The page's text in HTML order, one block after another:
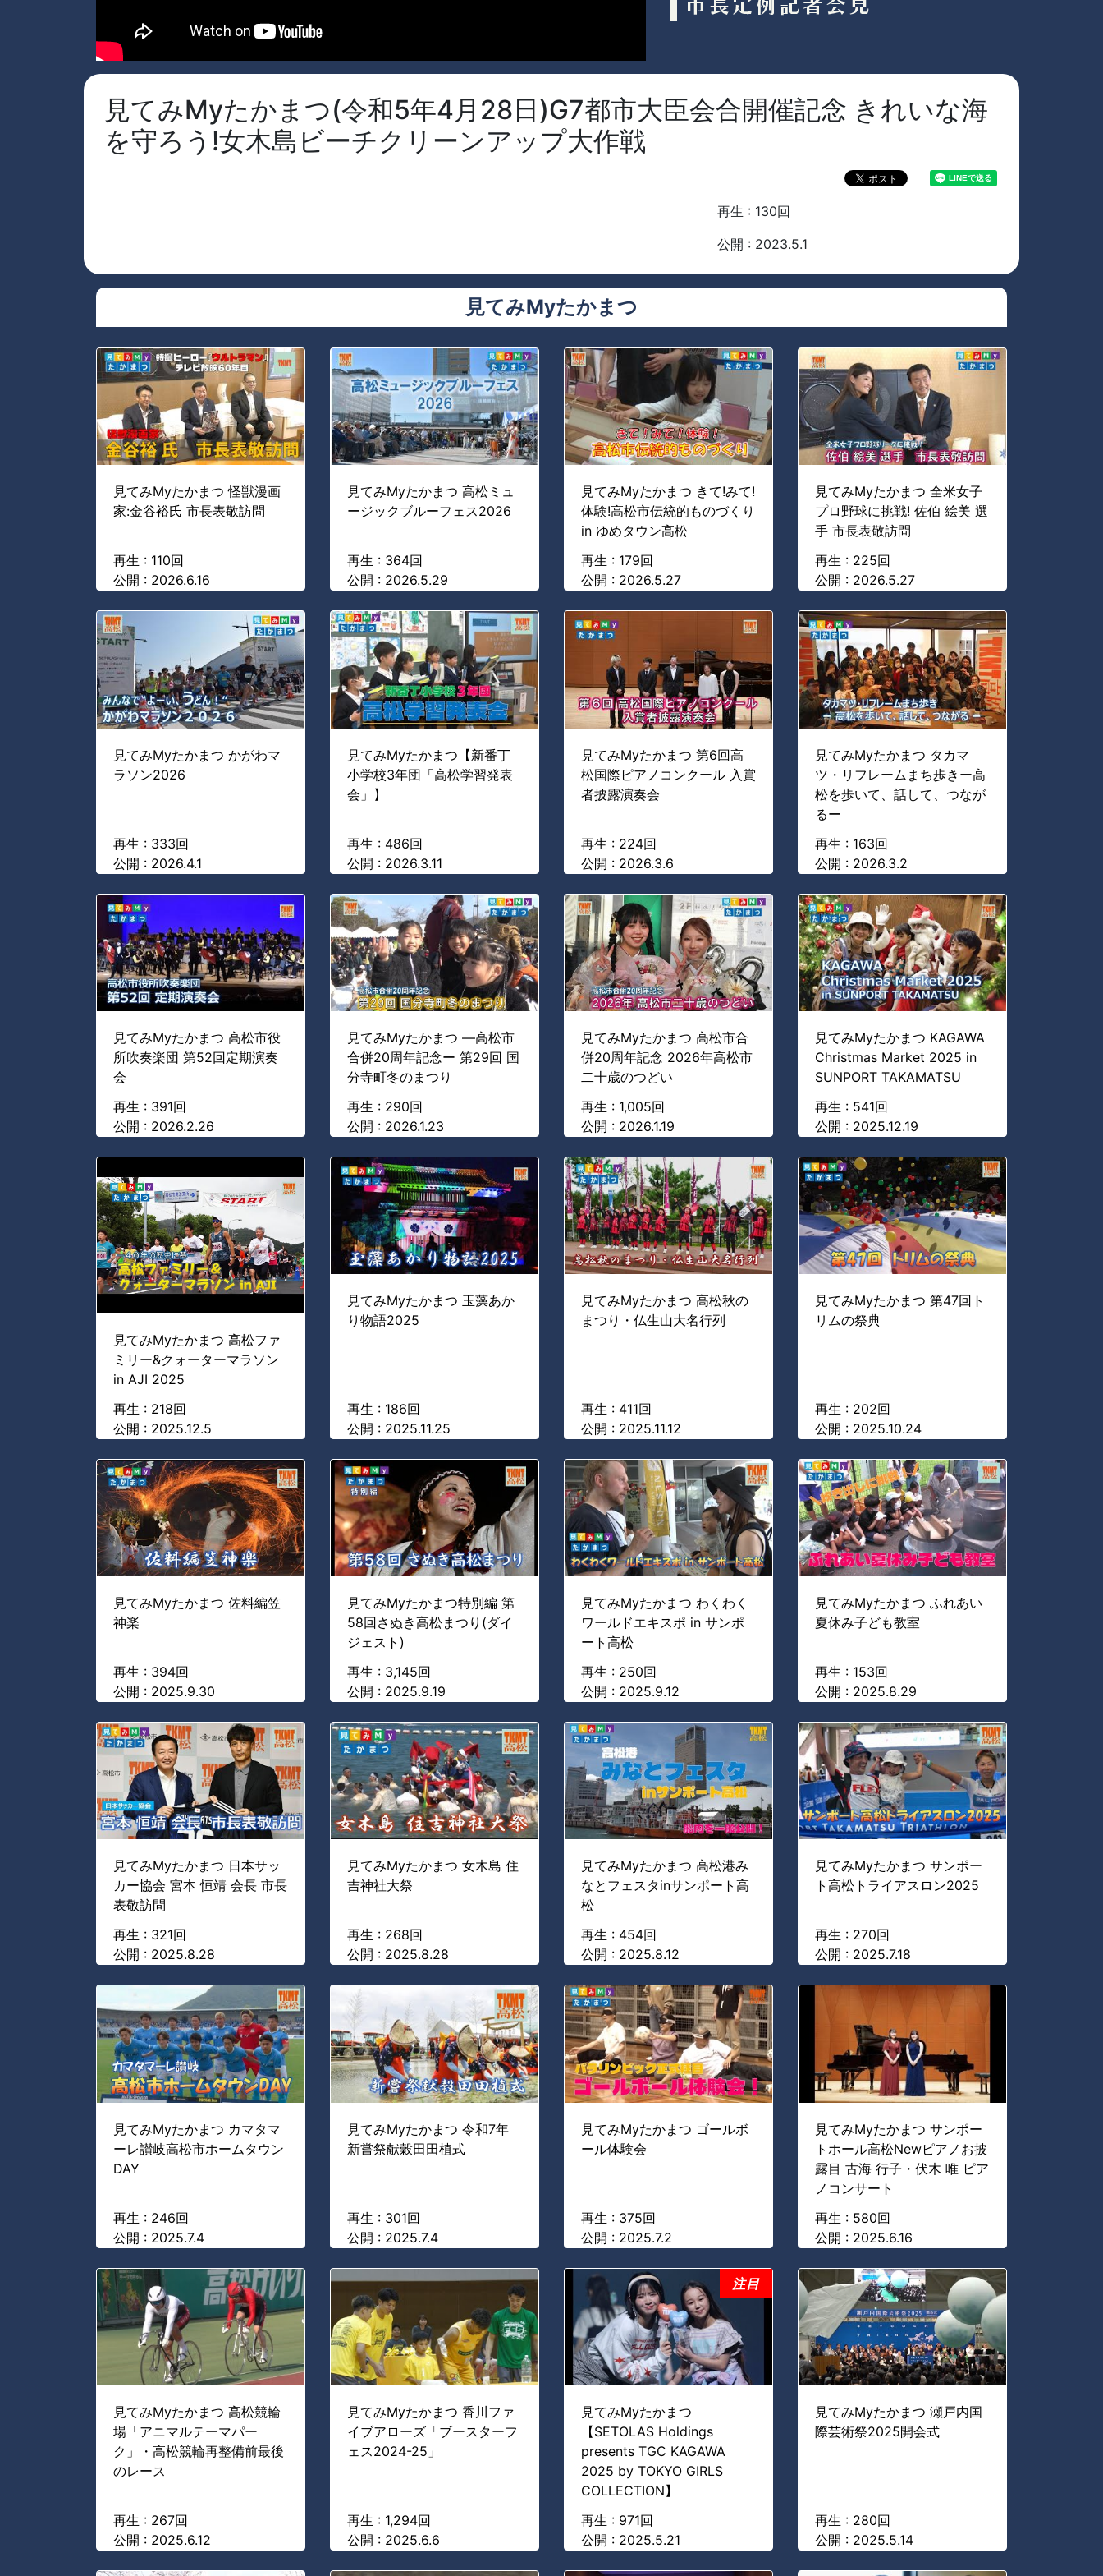
見てみMyたかまつ(令和5年4月28日)G7都市大臣会合開催記念 きれいな海
を守ろう!女木島ビーチクリーンアップ大作戦
再生 : 130回
公開 : 2023.5.1
見てみMyたかまつ
見てみMyたかまつ 怪獣漫画
家:金谷裕氏 市長表敬訪問
再生 : 110回
公開 : 2026.6.16
見てみMyたかまつ 高松ミュ
ージックブルーフェス2026
再生 : 364回
公開 : 2026.5.29
見てみMyたかまつ きて!みて!
体験!高松市伝統的ものづくり
in ゆめタウン高松
再生 : 179回
公開 : 2026.5.27
見てみMyたかまつ 全米女子
プロ野球に挑戦! 佐伯 絵美 選
手 市長表敬訪問
再生 : 225回
公開 : 2026.5.27
見てみMyたかまつ かがわマ
ラソン2026
再生 : 333回
公開 : 2026.4.1
見てみMyたかまつ【新番丁
小学校3年団「高松学習発表
会」】
再生 : 486回
公開 : 2026.3.11
見てみMyたかまつ 第6回高
松国際ピアノコンクール 入賞
者披露演奏会
再生 : 224回
公開 : 2026.3.6
見てみMyたかまつ タカマ
ツ・リフレームまち歩きー高
松を歩いて、話して、つなが
るー
再生 : 163回
公開 : 2026.3.2
見てみMyたかまつ 高松市役
所吹奏楽団 第52回定期演奏
会
再生 : 391回
公開 : 2026.2.26
見てみMyたかまつ ―高松市
合併20周年記念ー 第29回 国
分寺町冬のまつり
再生 : 290回
公開 : 2026.1.23
見てみMyたかまつ 高松市合
併20周年記念 2026年高松市
二十歳のつどい
再生 : 1,005回
公開 : 2026.1.19
見てみMyたかまつ KAGAWA
Christmas Market 2025 in
SUNPORT TAKAMATSU
再生 : 541回
公開 : 2025.12.19
見てみMyたかまつ 高松ファ
ミリー&クォーターマラソン
in AJI 2025
再生 : 218回
公開 : 2025.12.5
見てみMyたかまつ 玉藻あか
り物語2025
再生 : 186回
公開 : 2025.11.25
見てみMyたかまつ 高松秋の
まつり・仏生山大名行列
再生 : 411回
公開 : 2025.11.12
見てみMyたかまつ 第47回ト
リムの祭典
再生 : 202回
公開 : 2025.10.24
見てみMyたかまつ 佐料編笠
神楽
再生 : 394回
公開 : 2025.9.30
見てみMyたかまつ特別編 第
58回さぬき高松まつり(ダイ
ジェスト)
再生 : 3,145回
公開 : 2025.9.19
見てみMyたかまつ わくわく
ワールドエキスポ in サンポ
ート高松
再生 : 250回
公開 : 2025.9.12
見てみMyたかまつ ふれあい
夏休み子ども教室
再生 : 153回
公開 : 2025.8.29
見てみMyたかまつ 日本サッ
カー協会 宮本 恒靖 会長 市長
表敬訪問
再生 : 321回
公開 : 2025.8.28
見てみMyたかまつ 女木島 住
吉神社大祭
再生 : 268回
公開 : 2025.8.28
見てみMyたかまつ 高松港み
なとフェスタinサンポート高
松
再生 : 454回
公開 : 2025.8.12
見てみMyたかまつ サンポー
ト高松トライアスロン2025
再生 : 270回
公開 : 2025.7.18
見てみMyたかまつ カマタマ
ーレ讃岐高松市ホームタウン
DAY
再生 : 246回
公開 : 2025.7.4
見てみMyたかまつ 令和7年
新嘗祭献穀田田植式
再生 : 301回
公開 : 2025.7.4
見てみMyたかまつ ゴールボ
ール体験会
再生 : 375回
公開 : 2025.7.2
見てみMyたかまつ サンポー
トホール高松Newピアノお披
露目 古海 行子・伏木 唯 ピア
ノコンサート
再生 : 580回
公開 : 2025.6.16
見てみMyたかまつ 高松競輪
場「アニマルテーマパー
ク」・高松競輪再整備前最後
のレース
再生 : 267回
公開 : 2025.6.12
見てみMyたかまつ 香川ファ
イブアローズ「ブースターフ
ェス2024-25」
再生 : 1,294回
公開 : 2025.6.6
見てみMyたかまつ
【SETOLAS Holdings
presents TGC KAGAWA
2025 by TOKYO GIRLS
COLLECTION】
再生 : 971回
公開 : 2025.5.21
注目
見てみMyたかまつ 瀬戸内国
際芸術祭2025開会式
再生 : 280回
公開 : 2025.5.14